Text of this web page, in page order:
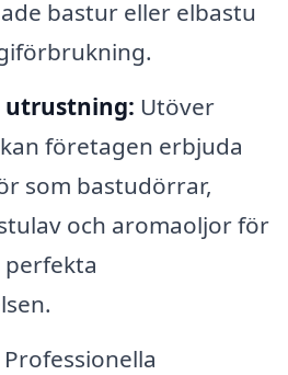
bastur eller elbastu
utrustning: Utöver
företagen erbjuda
som bastudörrar,
och aromaoljor för
perfekta
Professionella